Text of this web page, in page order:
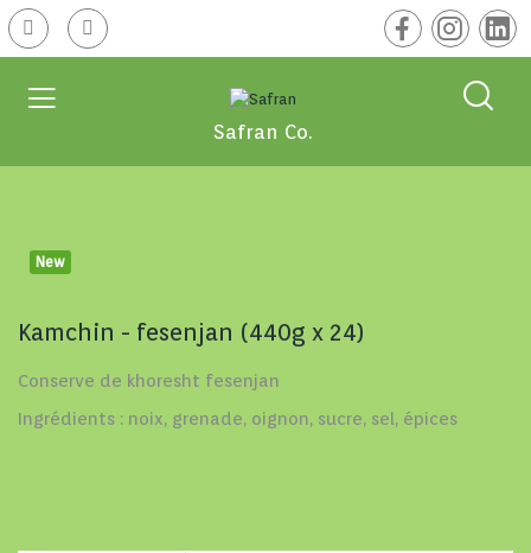
Safran Co.
New
Kamchin - fesenjan (440g x 24)
Conserve de khoresht fesenjan
Ingrédients : noix, grenade, oignon, sucre, sel, épices